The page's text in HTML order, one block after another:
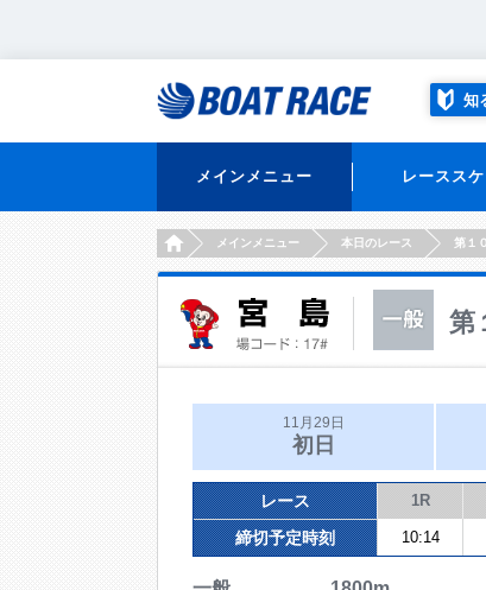
知
メインメニュー レースス
HOMEメインメニュー 本日のレース 第１
第
11月29日
初日
レース 1R
締切予定時刻 10:14